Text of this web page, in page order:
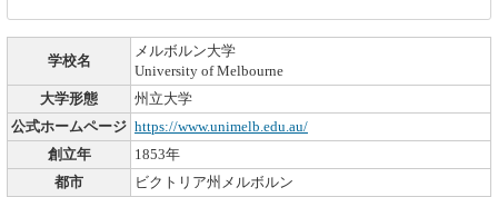
学校名
メルボルン大学
University of Melbourne
大学形態
州立大学
公式ホームページ https://www.unimelb.edu.au/
創立年
1853年
都市
ビクトリア州メルボルン